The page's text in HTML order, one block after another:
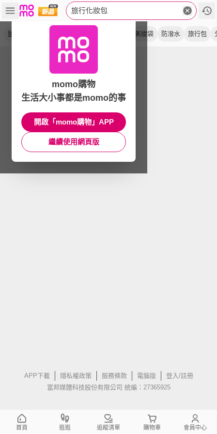
旅行化妝包
盥洗包 美妝袋 防潑水 旅行包
APP下載 隱私權政策 服務條款 電腦版
登入/註冊
富邦媒體科技股份有限公司 統編：27365925
momo購物
生活大小事都是momo的事
開啟「momo購物」APP
繼續使用網頁版
首頁 逛逛 追蹤清單 購物車 會員中心